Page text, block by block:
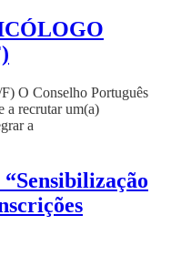
O Conselho Português
a recrutar um(a)
a